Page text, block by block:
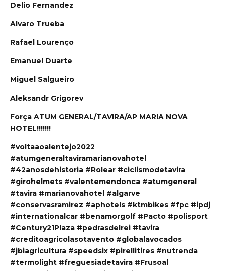
Delio Fernandez
Alvaro Trueba
Rafael Lourenço
Emanuel Duarte
Miguel Salgueiro
Aleksandr Grigorev
Força ATUM GENERAL/TAVIRA/AP MARIA NOVA
HOTEL!!!!!!!
#voltaaoalentejo2022
#atumgeneraltaviramarianovahotel
#42anosdehistoria #Rolear #ciclismodetavira
#girohelmets #valentemendonca #atumgeneral
#tavira #marianovahotel #algarve
#conservasramirez #aphotels #ktmbikes #fpc #ipdj
#internationalcar #benamorgolf #Pacto #polisport
#Century21Plaza #pedrasdelrei #tavira
#creditoagricolasotavento #globalavocados
#jbiagricultura #speedsix #pirellitires #nutrenda
#termolight #freguesiadetavira #Frusoal